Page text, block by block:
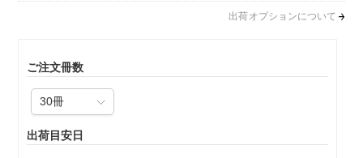
出荷オプションについて
ご注文冊数
出荷目安日